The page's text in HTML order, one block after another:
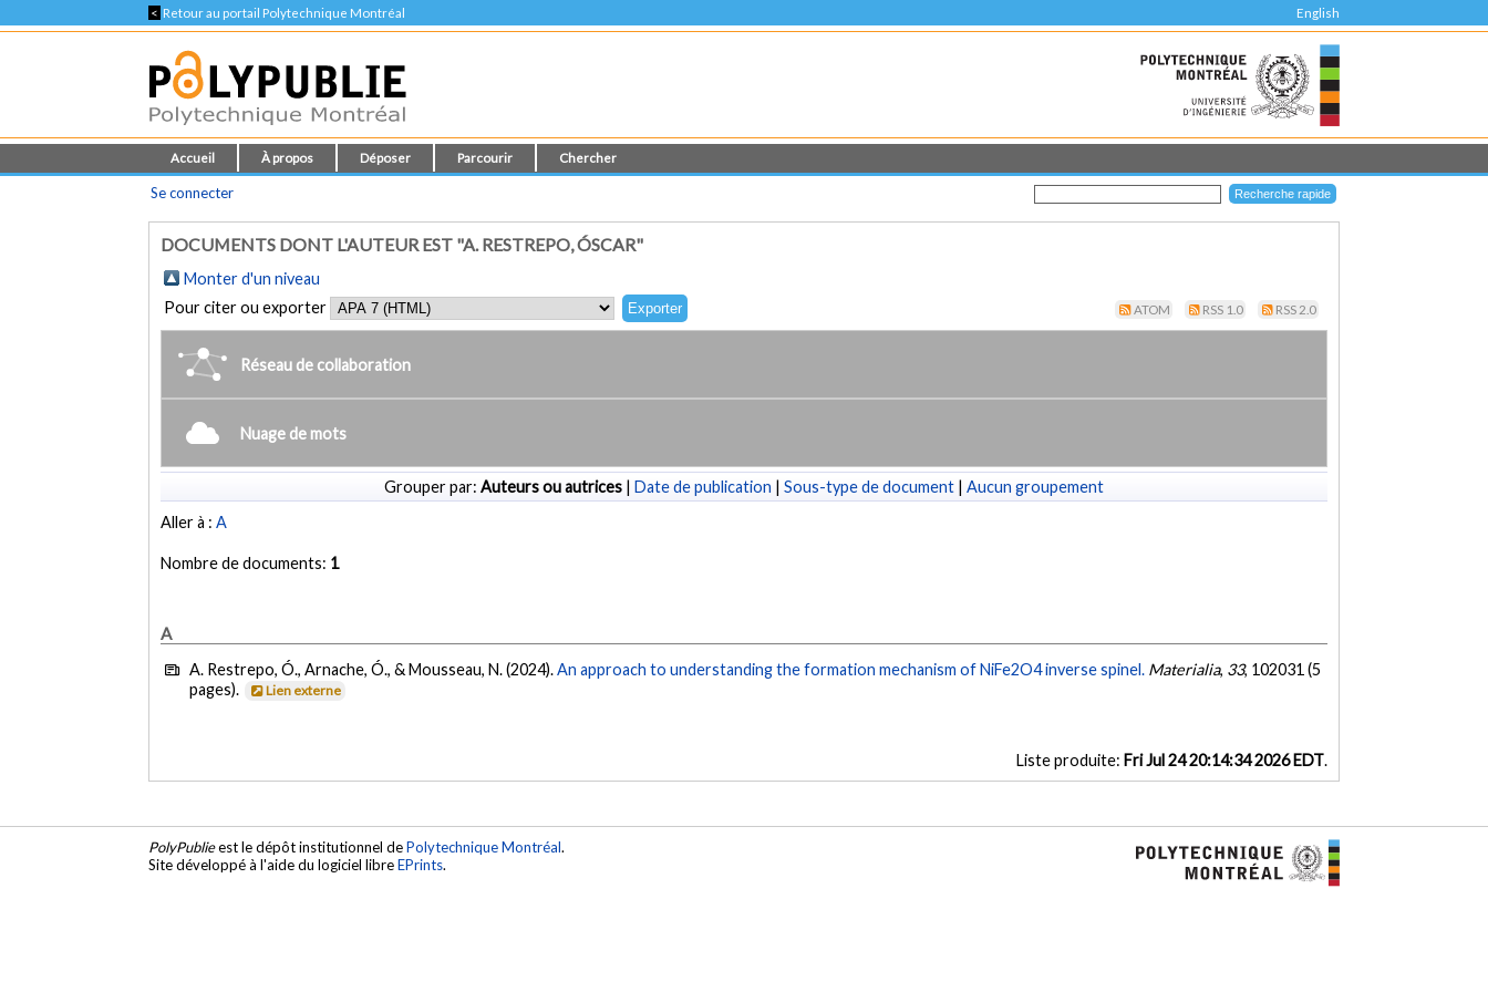
< Retour au portail Polytechnique Montréal English
Accueil À propos Déposer Parcourir Chercher
Se connecter
DOCUMENTS DONT L'AUTEUR EST "A. RESTREPO, ÓSCAR"
Monter d'un niveau
Pour citer ou exporter
ATOM RSS 1.0 RSS 2.0
Réseau de collaboration
Nuage de mots
Grouper par: Auteurs ou autrices | Date de publication | Sous-type de document | Aucun groupement
Aller à :A
Nombre de documents: 1
A
A. Restrepo, Ó., Arnache, Ó., & Mousseau, N. (2024).An approach to understanding the formation mechanism of NiFe2O4 inverse spinel. Materialia, 33, 102031 (5
pages).
Lien externe
Liste produite: Fri Jul 24 20:14:34 2026 EDT.
PolyPublieest le dépôt institutionnel dePolytechnique Montréal.
Site développé à l'aide du logiciel libreEPrints.